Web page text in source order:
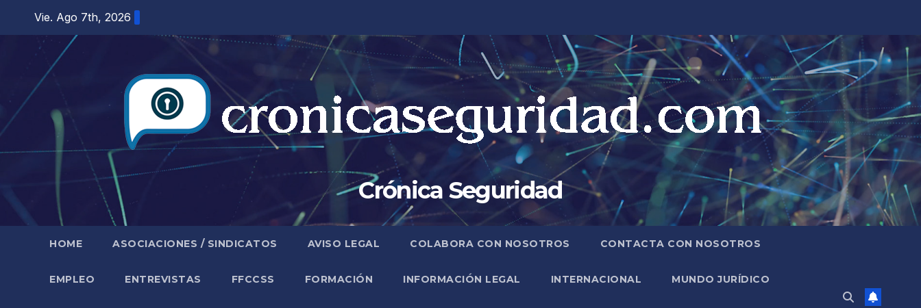
contenido
Vie. Ago 7th, 2026
Crónica Seguridad
HOME ASOCIACIONES / SINDICATOS AVISO LEGAL COLABORA CON NOSOTROS CONTACTA CON NOSOTROS
EMPLEO ENTREVISTAS FFCCSS FORMACIÓN INFORMACIÓN LEGAL INTERNACIONAL MUNDO JURÍDICO